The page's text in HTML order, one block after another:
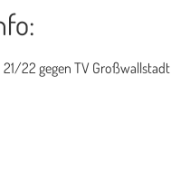
21/22 gegen TV Großwallstadt